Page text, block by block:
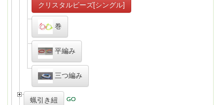
クリスタルビーズ[シングル]
巻
平編み
三つ編み
蝋引き紐